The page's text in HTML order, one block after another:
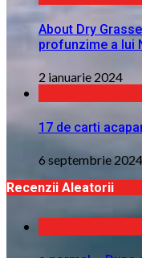
About Dry
profunzime a lui
2 ianuarie 2024
17 de carti
6 septembrie 2024
Recenzii Aleatorii